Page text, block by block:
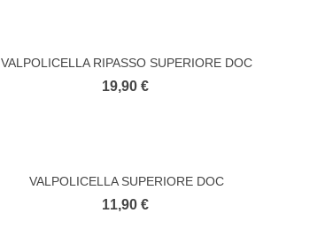
VALPOLICELLA RIPASSO SUPERIORE DOC
19,90 €
VALPOLICELLA SUPERIORE DOC
11,90 €